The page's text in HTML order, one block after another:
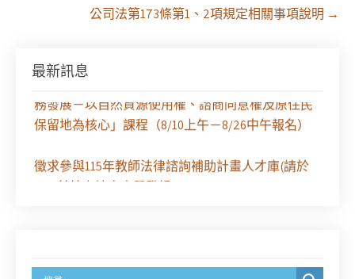
公司法第173條第1、2項規定相關事項說明 →
最新訊息
【課程報名】全律會與台北律師公會等單位定於8月
29日（六）共同主辦「原住民（族）權利保障之實
務發展－以自然資源使用權、諮商同意權及原住民
保留地為核心」課程（8/10上午－8/26中午報名）
徵求參與115年教師法律諮詢補助計畫人才庫(請於
8/14前線上填寫表單登記)